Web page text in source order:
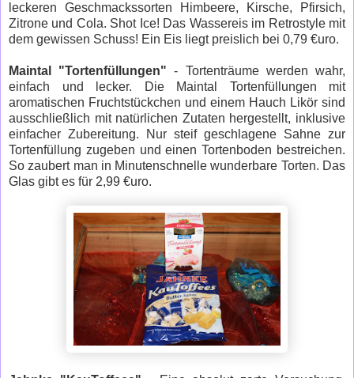
leckeren Geschmackssorten Himbeere, Kirsche, Pfirsich,
Zitrone und Cola. Shot Ice! Das Wassereis im Retrostyle mit
dem gewissen Schuss! Ein Eis liegt preislich bei 0,79 €uro.
Maintal "Tortenfüllungen" - Tortenträume werden wahr,
einfach und lecker. Die Maintal Tortenfüllungen mit
aromatischen Fruchtstückchen und einem Hauch Likör sind
ausschließlich mit natürlichen Zutaten hergestellt, inklusive
einfacher Zubereitung. Nur steif geschlagene Sahne zur
Tortenfüllung zugeben und einen Tortenboden bestreichen.
So zaubert man in Minutenschnelle wunderbare Torten. Das
Glas gibt es für 2,99 €uro.